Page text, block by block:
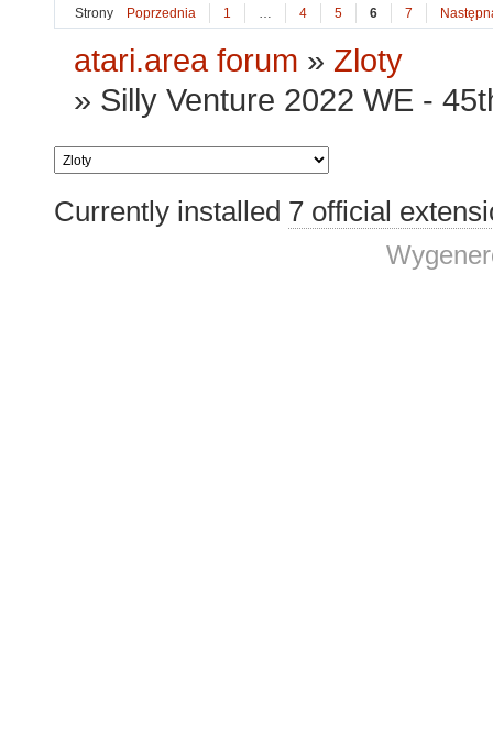
Strony Poprzednia 1 … 4 5 6 7
atari.area forum » Zloty
» Silly Venture 2022 WE -
Currently installed 7 official